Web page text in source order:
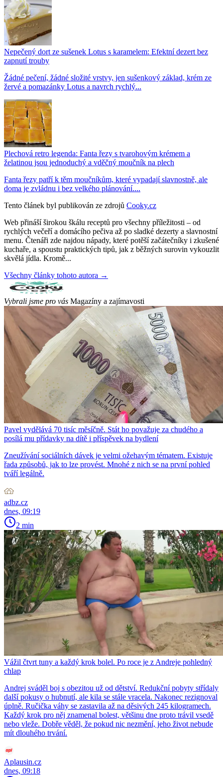
Nepečený dort ze sušenek Lotus s karamelem: Efektní dezert bez
zapnutí trouby
Žádné pečení, žádné složité vrstvy, jen sušenkový základ, krém ze
žervé a pomazánky Lotus a navrch rychlý...
Plechová retro legenda: Fanta řezy s tvarohovým krémem a
želatinou jsou jednoduchý a vděčný moučník na plech
Fanta řezy patří k těm moučníkům, které vypadají slavnostně, ale
doma je zvládnu i bez velkého plánování....
Tento článek byl publikován ze zdrojů Cooky.cz
Web přináší širokou škálu receptů pro všechny příležitosti – od
rychlých večeří a domácího pečiva až po sladké dezerty a slavnostní
menu. Čtenáři zde najdou nápady, které potěší začátečníky i zkušené
kuchaře, a spoustu praktických tipů, jak z běžných surovin vykouzlit
skvělá jídla. Kromě...
Všechny články tohoto autora →
Vybrali jsme pro vás Magazíny a zajímavosti
Pavel vydělává 70 tisíc měsíčně. Stát ho považuje za chudého a
posílá mu přídavky na dítě i příspěvek na bydlení
Zneužívání sociálních dávek je velmi ožehavým tématem. Existuje
řada způsobů, jak to lze provést. Mnohé z nich se na první pohled
tváří legálně.
adbz.cz
dnes, 09:19
2 min
Vážil čtvrt tuny a každý krok bolel. Po roce je z Andreje pohledný
chlap
Andrej sváděl boj s obezitou už od dětství. Redukční pobyty střídaly
další pokusy o hubnutí, ale kila se stále vracela. Nakonec rezignoval
úplně. Ručička váhy se zastavila až na děsivých 245 kilogramech.
Každý krok pro něj znamenal bolest, většinu dne proto trávil vsedě
nebo vleže. Dobře věděl, že pokud nic nezmění, jeho život nebude
mít dlouhého trvání.
Aplausin.cz
dnes, 09:18